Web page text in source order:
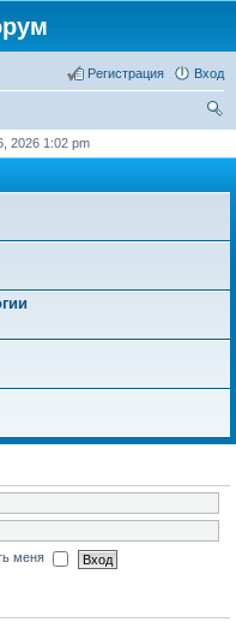
Вход
Регистрация
2026 1:02 pm
меня